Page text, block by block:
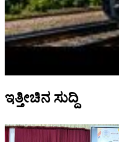
ಇತ್ತೀಚಿನ ಸುದ್ದಿ